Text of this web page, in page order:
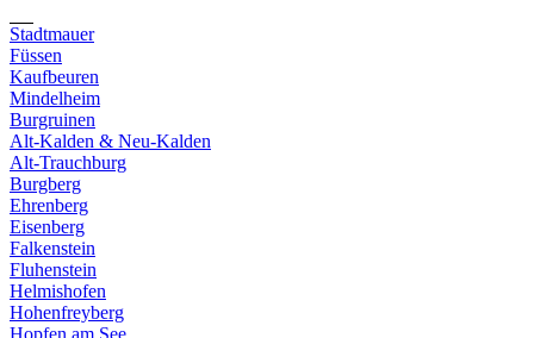
Stadtmauer
Füssen
Kaufbeuren
Mindelheim
Burgruinen
Alt-Kalden & Neu-Kalden
Alt-Trauchburg
Burgberg
Ehrenberg
Eisenberg
Falkenstein
Fluhenstein
Helmishofen
Hohenfreyberg